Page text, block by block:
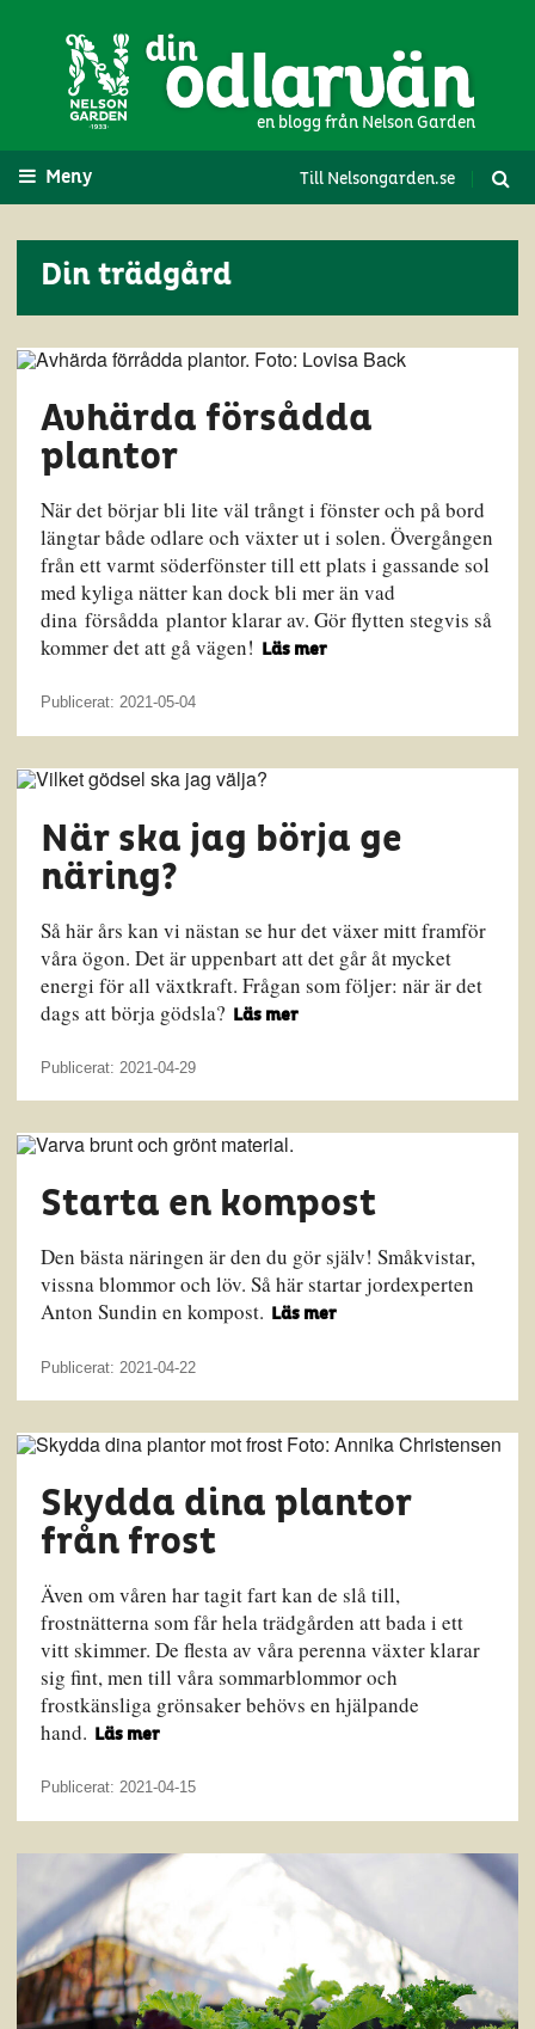
en blogg från Nelson Garden
Meny Till Nelsongarden.se
Din trädgård
Avhärda försådda
plantor
När det börjar bli lite väl trångt i fönster och på bord
längtar både odlare och växter ut i solen. Övergången
från ett varmt söderfönster till ett plats i gassande sol
med kyliga nätter kan dock bli mer än vad
dina försådda plantor klarar av. Gör flytten stegvis så
kommer det att gå vägen!
Läs mer
Publicerat: 2021-05-04
När ska jag börja ge
näring?
Så här års kan vi nästan se hur det växer mitt framför
våra ögon. Det är uppenbart att det går åt mycket
energi för all växtkraft. Frågan som följer: när är det
dags att börja gödsla? Läs mer
Publicerat: 2021-04-29
Starta en kompost
Den bästa näringen är den du gör själv! Småkvistar,
vissna blommor och löv. Så här startar jordexperten
Anton Sundin en kompost.
Läs mer
Publicerat: 2021-04-22
Skydda dina plantor
från frost
Även om våren har tagit fart kan de slå till,
frostnätterna som får hela trädgården att bada i ett
vitt skimmer. De flesta av våra perenna växter klarar
sig fint, men till våra sommarblommor och
frostkänsliga grönsaker behövs en hjälpande
hand.
Läs mer
Publicerat: 2021-04-15